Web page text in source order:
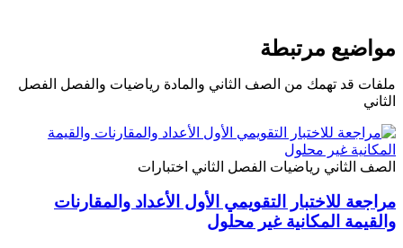
مواضيع مرتبطة
ملفات قد تهمك من الصف الثاني والمادة رياضيات والفصل الفصل
الثاني
الصف الثاني رياضيات الفصل الثاني اختبارات
مراجعة للاختبار التقويمي الأول الأعداد والمقارنات
والقيمة المكانية غير محلول